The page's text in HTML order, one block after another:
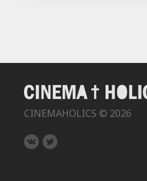
CINEMAHOLICS © 2026